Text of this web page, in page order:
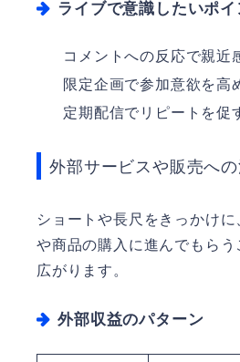
ライブで意識したいポイ
コメントへの反応で親近
限定企画で参加意欲を高
定期配信でリピートを促
外部サービスや販売へ
ショートや長尺をきっかけ
や商品の購入に進んでもら
広がります。
外部収益のパターン